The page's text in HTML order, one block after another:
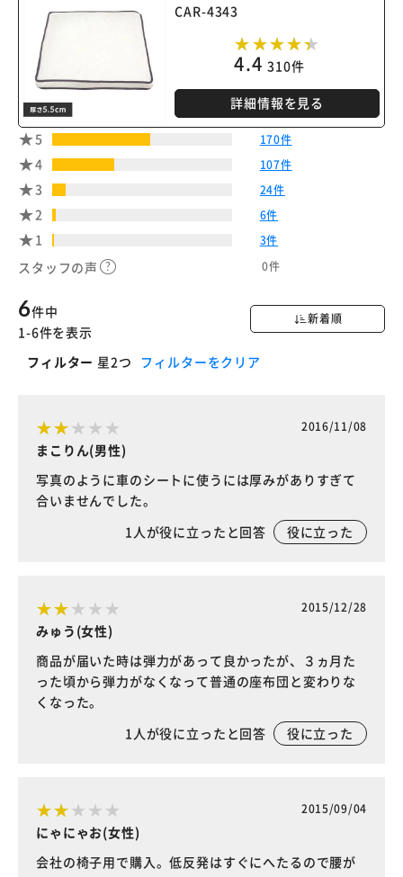
CAR-4343
4.4 310件
詳細情報を見る
5 170件
4 107件
3 24件
2 6件
1 3件
スタッフの声 0件
新着順
6件中
1-6件を表示
フィルター 星2つ フィルターをクリア
2016/11/08
まこりん(男性)
写真のように車のシートに使うには厚みがありすぎて
合いませんでした。
1人が役に立ったと回答 役に立った
2015/12/28
みゅう(女性)
商品が届いた時は弾力があって良かったが、３ヵ月た
った頃から弾力がなくなって普通の座布団と変わりな
くなった。
1人が役に立ったと回答 役に立った
2015/09/04
にゃにゃお(女性)
会社の椅子用で購入。低反発はすぐにへたるので腰が